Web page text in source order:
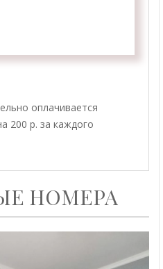
оплачивается
200 р. за каждого
НОМЕРА